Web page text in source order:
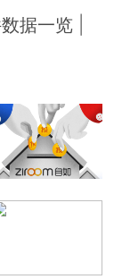
据一览 |